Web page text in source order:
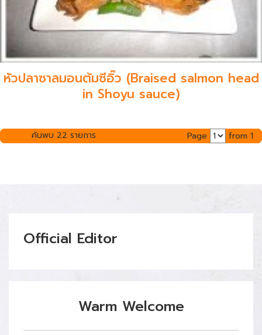
หัวปลาซาลมอนต้มซีอิ๊ว (Braised salmon head
in Shoyu sauce)
ค้นพบ 22 รายการ Page from 1
Official Editor
Warm Welcome